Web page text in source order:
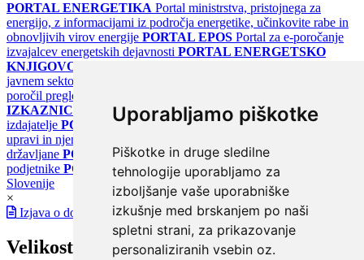
Uporabljamo piškotke
Piškotke in druge sledilne
tehnologije uporabljamo za
izboljšanje vaše uporabniške
izkušnje med brskanjem po naši
spletni strani, za prikazovanje
personaliziranih vsebin oz.
PORTAL ENERGETIKA Portal ministrstva, pristojnega za
energijo, z informacijami iz področja energetike, učinkovite rabe in
obnovljivih virov energije PORTAL EPOS Portal za e-poročanje
izvajalcev energetskih dejavnosti PORTAL ENERGETSKO
KNJIGOVODSTVO
javnem sektorju
poročil pregledov klimatskih sistemov
IZKAZNICE
Register energetskih izkaznic - za izdelovalce in
izdajatelje PORTAL GOV.SI Osrednje spletno mesto o državni
upravi in njenih storitvah
državljane PORTAL SPOT Državni portal za podjetja in
podjetnike PORTAL OPSI Državni portal odprtih podatkov
Slovenije
×
Izjava o dostopnosti
Velikost pisave